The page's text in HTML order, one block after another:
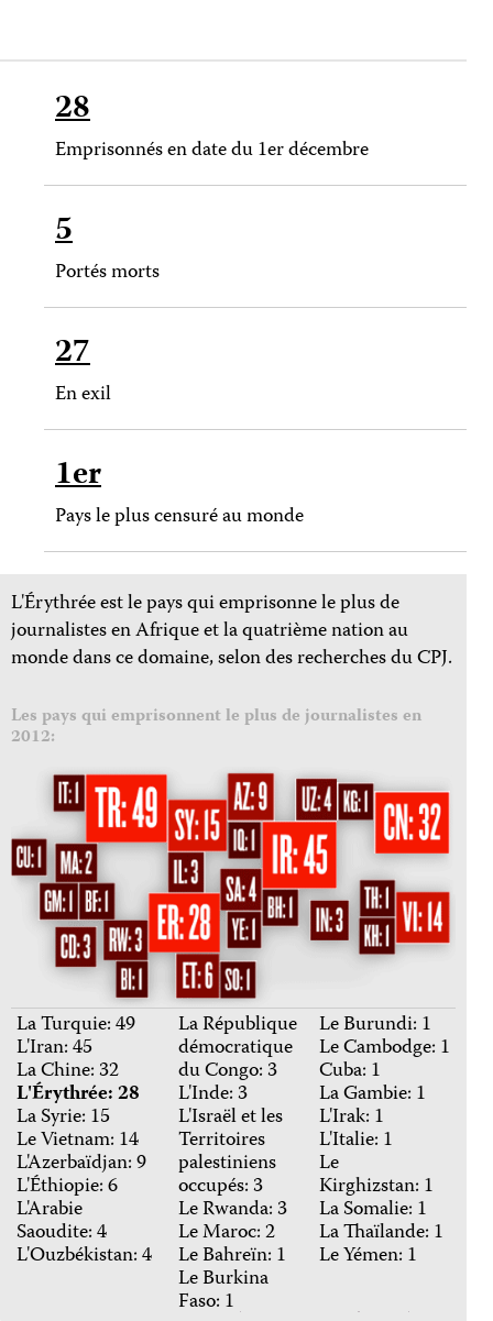
28
Emprisonnés en date du 1er décembre
5
Portés morts
27
En exil
1er
Pays le plus censuré au monde
L'Érythrée est le pays qui emprisonne le plus de
journalistes en Afrique et la quatrième nation au
monde dans ce domaine, selon des recherches du CPJ.
Les pays qui emprisonnent le plus de journalistes en
2012:
La Turquie: 49
L'Iran: 45
La Chine: 32
L'Érythrée: 28
La Syrie: 15
Le Vietnam: 14
L'Azerbaïdjan: 9
L'Éthiopie: 6
L'Arabie
Saoudite: 4
L'Ouzbékistan: 4
La République
démocratique
du Congo: 3
L'Inde: 3
L'Israël et les
Territoires
palestiniens
occupés: 3
Le Rwanda: 3
Le Maroc: 2
Le Bahreïn: 1
Le Burkina
Faso: 1
Le Burundi: 1
Le Cambodge: 1
Cuba: 1
La Gambie: 1
L'Irak: 1
L'Italie: 1
Le
Kirghizstan: 1
La Somalie: 1
La Thaïlande: 1
Le Yémen: 1